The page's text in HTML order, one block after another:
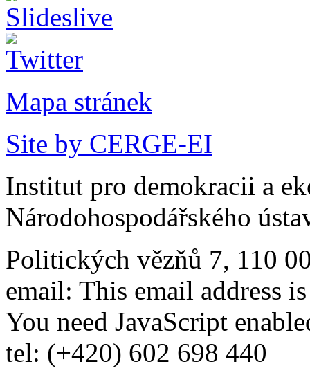
Mapa stránek
Site by CERGE-EI
Institut pro demokracii a
Národohospodářského
Politických vězňů 7, 110
email: This email address
You need JavaScript
tel: (+420) 602 698 440